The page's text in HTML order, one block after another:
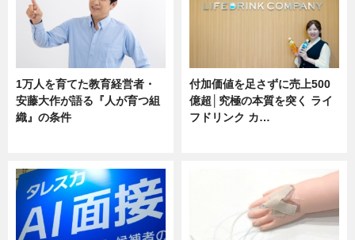
1万人を育てた教育経営者・
安藤大作が語る『人が育つ組
織』の条件
付加価値を足さずに売上500
億超│究極の本質を突く ライ
フドリンク カ…